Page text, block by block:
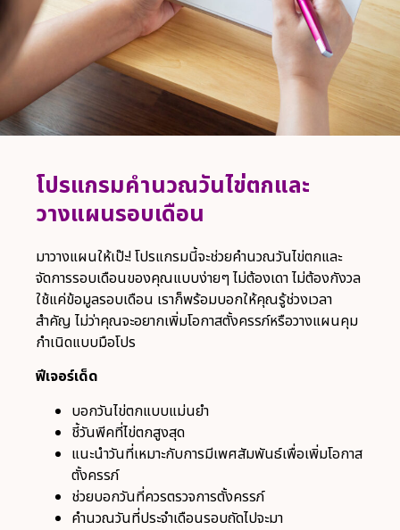
โปรแกรมคำนวณวันไข่ตกและ
วางแผนรอบเดือน
มาวางแผนให้เป๊ะ! โปรแกรมนี้จะช่วยคำนวณวันไข่ตกและ
จัดการรอบเดือนของคุณแบบง่ายๆ ไม่ต้องเดา ไม่ต้องกังวล
ใช้แค่ข้อมูลรอบเดือน เราก็พร้อมบอกให้คุณรู้ช่วงเวลา
สำคัญ ไม่ว่าคุณจะอยากเพิ่มโอกาสตั้งครรภ์หรือวางแผนคุม
กำเนิดแบบมือโปร
ฟีเจอร์เด็ด
บอกวันไข่ตกแบบแม่นยำ
ชี้วันพีคที่ไข่ตกสูงสุด
แนะนำวันที่เหมาะกับการมีเพศสัมพันธ์เพื่อเพิ่มโอกาส
ตั้งครรภ์
ช่วยบอกวันที่ควรตรวจการตั้งครรภ์
คำนวณวันที่ประจำเดือนรอบถัดไปจะมา